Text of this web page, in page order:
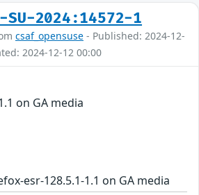
SU-2024:14572-1
csaf_opensuse - Published: 2024-12-
2024-12-12 00:00
on GA media
esr-128.5.1-1.1 on GA media